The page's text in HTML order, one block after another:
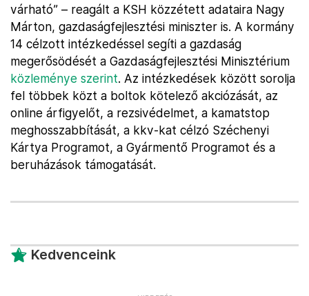
várható” – reagált a KSH közzétett adataira Nagy
Márton, gazdaságfejlesztési miniszter is. A kormány
14 célzott intézkedéssel segíti a gazdaság
megerősödését a Gazdaságfejlesztési Minisztérium
közleménye szerint. Az intézkedések között sorolja
fel többek közt a boltok kötelező akciózását, az
online árfigyelőt, a rezsivédelmet, a kamatstop
meghosszabbítását, a kkv-kat célzó Széchenyi
Kártya Programot, a Gyármentő Programot és a
beruházások támogatását.
Kedvenceink